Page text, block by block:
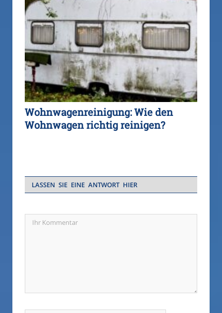
Wohnwagenreinigung: Wie den
Wohnwagen richtig reinigen?
LASSEN SIE EINE ANTWORT HIER